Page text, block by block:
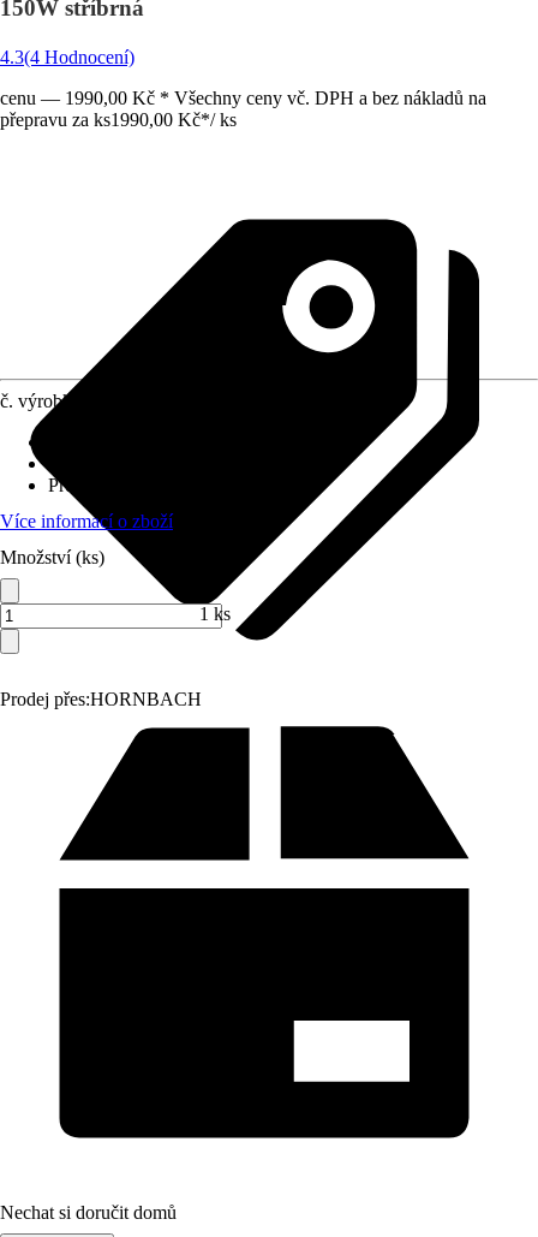
150W stříbrná
4.3(4 Hodnocení)
cenu — 1990,00 Kč * Všechny ceny vč. DPH a bez nákladů na
přepravu za ks1990,00 Kč*/ ks
Prodej přes:HORNBACH
č. výrobku
Provozní napětí
Více informací o zboží
Množství (ks)
1 ks
Nechat si doručit domů